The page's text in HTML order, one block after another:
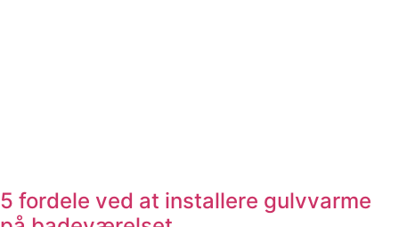
5 fordele ved at installere gulvvarme